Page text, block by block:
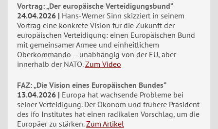
Vortrag: „Der europäische Verteidigungsbund“
24.04.2026
Hans-Werner Sinn skizziert in seinem
Vortrag eine konkrete Vision für die Zukunft der
europäischen Verteidigung: einen Europäischen Bund
mit gemeinsamer Armee und einheitlichem
Oberkommando – unabhängig von der EU, aber
innerhalb der NATO. Zum Video
FAZ: „Die Vision eines Europäischen Bundes“
13.04.2026
Europa hat wachsende Probleme bei
seiner Verteidigung. Der Ökonom und frühere Präsident
des ifo Institutes hat einen radikalen Vorschlag, um die
Europäer zu stärken. Zum Artikel